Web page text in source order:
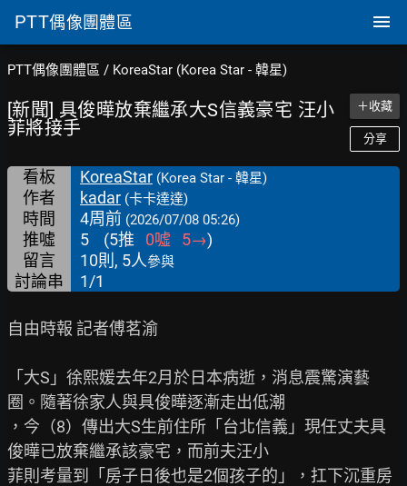
PTT偶像團體區
PTT偶像團體區 / KoreaStar (Korea Star - 韓星)
[新聞] 具俊曄放棄繼承大S信義豪宅 汪小
菲將接手
＋收藏
分享
看板 KoreaStar (Korea Star - 韓星)
作者 kadar (卡卡達達)
時間 4周前 (2026/07/08 05:26)
推噓 5 (5推 0噓 5→)
留言
10則, 5人參與
討論串 1/1
自由時報 記者傅茗渝
「大S」徐熙媛去年2月於日本病逝，消息震驚演藝
圈。隨著徐家人與具俊曄逐漸走出低潮
，今（8）傳出大S生前住所「台北信義」現任丈夫具
俊曄已放棄繼承該豪宅，而前夫汪小
菲則考量到「房子日後也是2個孩子的」，扛下沉重房